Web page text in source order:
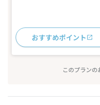
おすすめポイント
このプランの